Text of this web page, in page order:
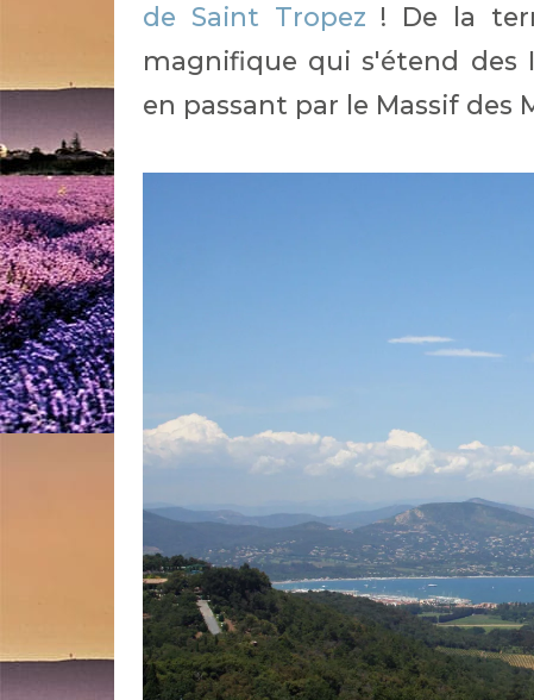
de Saint Tropez ! De la
magnifique qui s'étend des
en passant par le Massif des